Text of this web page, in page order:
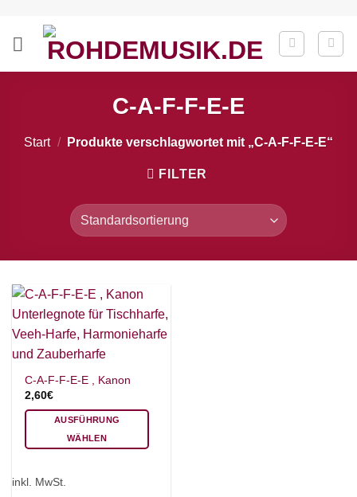
springen
C-A-F-F-E-E
Start / Produkte verschlagwortet mit „C-A-F-F-E-E“
FILTER
C-A-F-F-E-E , Kanon
2,60€
AUSFÜHRUNG
WÄHLEN
weist
inkl. MwSt.